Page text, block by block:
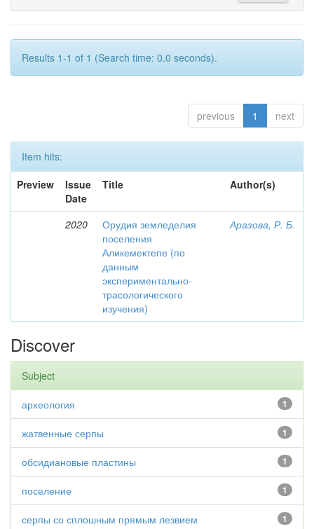
Results 1-1 of 1 (Search time: 0.0 seconds).
previous 1 next
Item hits:
Preview
Issue
Date
Title Author(s)
2020
Орудия земледелия
поселения
Аликемектепе (по
данным
экспериментально-
трасологического
изучения)
Аразова, Р. Б.
Discover
Subject
1
археология
1
жатвенные серпы
1
обсидиановые пластины
1
поселение
1
серпы со сплошным прямым лезвием